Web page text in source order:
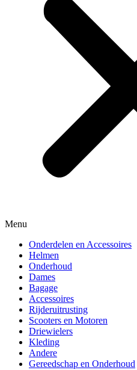
Menu
Onderdelen en Accessoires
Helmen
Onderhoud
Dames
Bagage
Accessoires
Rijderuitrusting
Scooters en Motoren
Driewielers
Kleding
Andere
Gereedschap en Onderhoud